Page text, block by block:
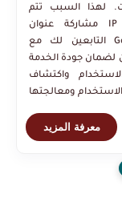
لهذا السبب تتم
مشاركة عنوان IP ووكيل المستخدم
التابعين لك مع Google بالإضافة إلى
لضمان جودة الخدمة
واكتشاف
معرفة المزيد